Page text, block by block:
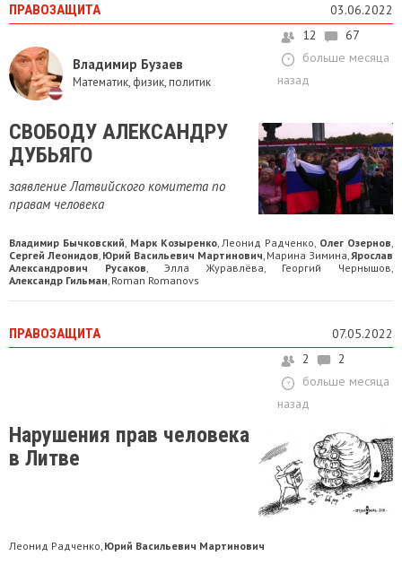
ПРАВОЗАЩИТА 03.06.2022
Владимир Бузаев
Математик, физик, политик
12
67
больше месяца
назад
СВОБОДУ АЛЕКСАНДРУ
ДУБЬЯГО
заявление Латвийского комитета по
правам человека
Владимир Бычковский, Марк Козыренко,Леонид Радченко, Олег Озернов,
Сергей Леонидов, Юрий Васильевич Мартинович, Марина Зимина, Ярослав
Александрович Русаков, Элла Журавлёва, Георгий Чернышов,
Александр Гильман, Roman Romanovs
ПРАВОЗАЩИТА
07.05.2022
2
2
больше месяца
назад
Нарушения прав человека
в Литве
Леонид Радченко, Юрий Васильевич Мартинович